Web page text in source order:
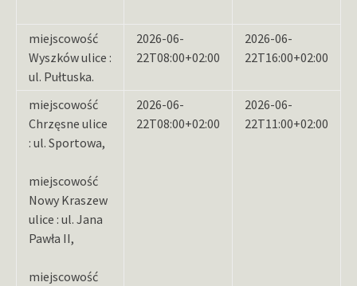
miejscowość
Wyszków ulice :
ul. Pułtuska.
2026-06-
22T08:00+02:00
2026-06-
22T16:00+02:00
miejscowość
Chrzęsne ulice
: ul. Sportowa,
miejscowość
Nowy Kraszew
ulice : ul. Jana
Pawła II,
miejscowość
2026-06-
22T08:00+02:00
2026-06-
22T11:00+02:00